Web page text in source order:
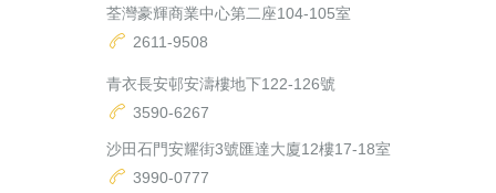
荃灣豪輝商業中心第二座104-105室
2611-9508
青衣長安邨安濤樓地下122-126號
3590-6267
沙田石門安耀街3號匯達大廈12樓17-18室
3990-0777